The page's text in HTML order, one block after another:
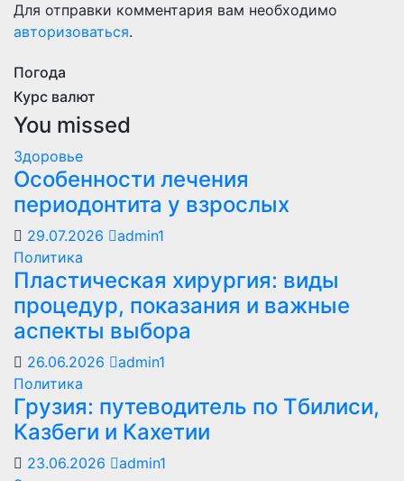
Для отправки комментария вам необходимо
авторизоваться.
Погода
Курс валют
You missed
Здоровье
Особенности лечения
периодонтита у взрослых
29.07.2026
admin1
Политика
Пластическая хирургия: виды
процедур, показания и важные
аспекты выбора
26.06.2026
admin1
Политика
Грузия: путеводитель по Тбилиси,
Казбеги и Кахетии
23.06.2026
admin1